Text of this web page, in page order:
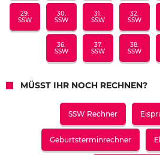
29.
SSW
30.
SSW
31.
SSW
32.
SSW
36.
SSW
37.
SSW
38.
SSW
MÜSST IHR NOCH RECHNEN?
SSW Rechner
Geburtsterminrechner